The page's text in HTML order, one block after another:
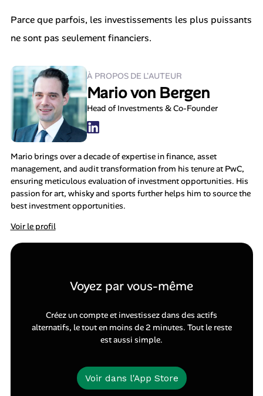
Parce que parfois, les investissements les plus puissants
ne sont pas seulement financiers.
À PROPOS DE L'AUTEUR
Mario von Bergen
Head of Investments & Co-Founder
Mario brings over a decade of expertise in finance, asset
management, and audit transformation from his tenure at PwC,
ensuring meticulous evaluation of investment opportunities. His
passion for art, whisky and sports further helps him to source the
best investment opportunities.
Voir le profil
Voyez par vous-même
Créez un compte et investissez dans des actifs
alternatifs, le tout en moins de 2 minutes. Tout le reste
est aussi simple.
Voir dans l'App Store